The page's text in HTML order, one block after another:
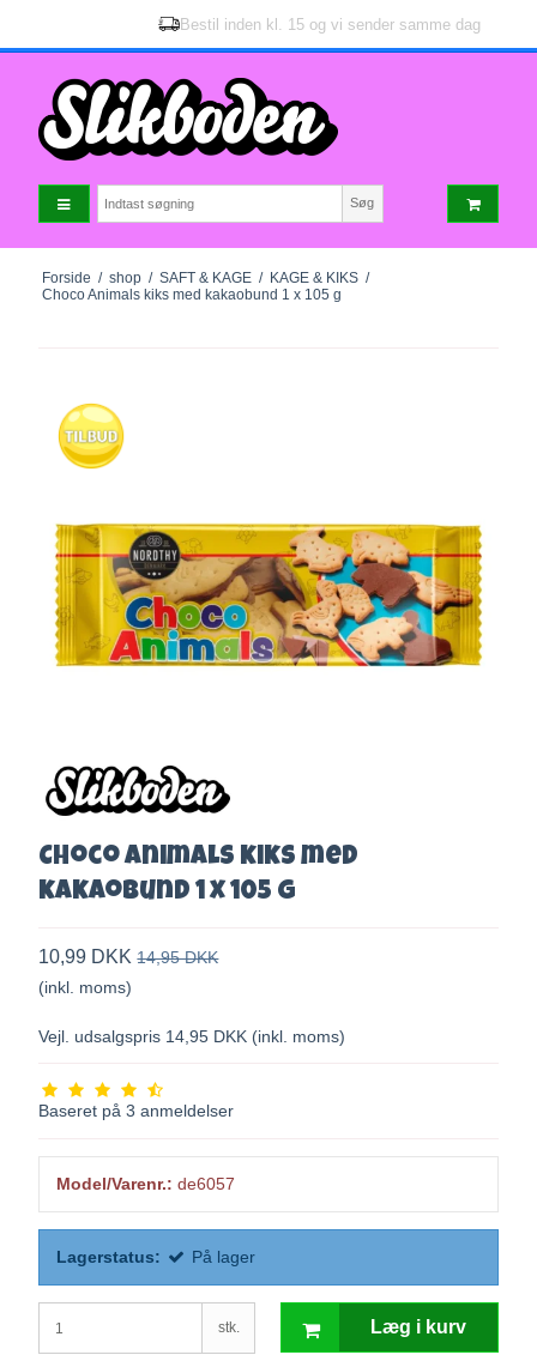
Bestil inden kl. 15 og vi sender samme dag
Søg
Forside / shop / SAFT & KAGE / KAGE & KIKS /
Choco Animals kiks med kakaobund 1 x 105 g
Choco Animals kiks med
kakaobund 1 x 105 g
10,99 DKK 14,95 DKK
(inkl. moms)
Vejl. udsalgspris 14,95 DKK (inkl. moms)
Baseret på 3 anmeldelser
Model/Varenr.: de6057
Lagerstatus: På lager
stk. Læg i kurv